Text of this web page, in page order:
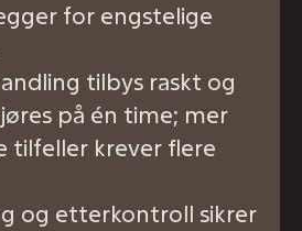
for engstelige
tilbys raskt og
på én time; mer
tilfeller krever flere
og etterkontroll sikrer